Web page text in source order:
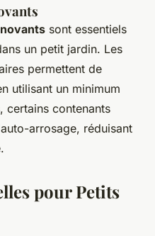
sont essentiels
un petit jardin. Les
permettent de
utilisant un minimum
certains contenants
arrosage, réduisant
pour Petits